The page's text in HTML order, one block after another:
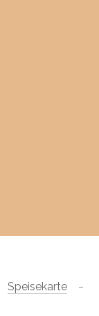
Speisekarte